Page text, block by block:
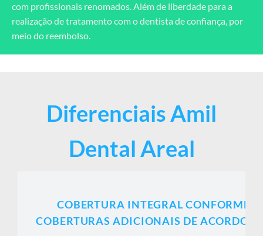
com profissionais renomados. Além de liberdade para a
realização de tratamento com o dentista de confiança, por
meio do reembolso.
Diferenciais Amil
Dental Areal
COBERTURA INTEGRAL CONFORME
COBERTURAS ADICIONAIS DE ACORDO